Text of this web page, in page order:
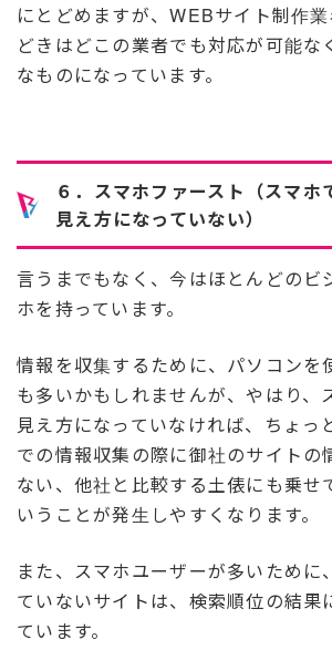
にとどめますが、WEBサイト制作
どきはどこの業者でも対応が可能な
なものになっています。
６．スマホファースト（スマホ
見え方になっていない）
言うまでもなく、今はほとんどのビ
ホを持っています。
情報を収集するために、パソコンを
も多いかもしれませんが、やはり、
見え方になっていなければ、ちょっ
での情報収集の際に御社のサイトの
ない、他社と比較する土俵にも乗せ
いうことが発生しやすくなります。
また、スマホユーザーが多いために
ていないサイトは、検索順位の結果
ています。